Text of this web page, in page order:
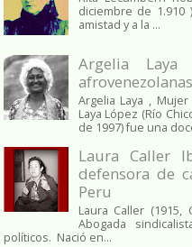
diciembre de 1.910
amistad y a la ...
Argelia
afrovenezolanas
Argelia Laya ,
Laya López (Río
de 1997) fue una
Laura Caller
defensora de
Peru
Laura Caller
Abogada
políticos. Nació en...